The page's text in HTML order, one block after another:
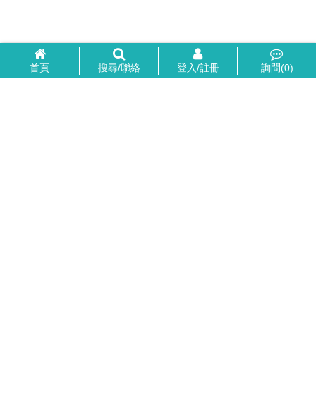
首頁 搜尋/聯絡 登入/註冊 詢問(0)